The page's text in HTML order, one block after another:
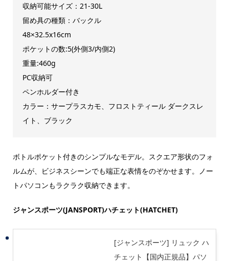
収納可能サイズ：21-30L
留め具の種類：バックル
48×32.5x16cm
ポケットの数:5(外側3/内側2)
重量:460g
PC収納可
ペンホルダー付き
カラー：サープラスカモ、フロストティール ダークスレ
イト、ブラック
ボトルポケット付きのシンプルなモデル。スクエア形状のフォ
ルムが、ビジネスシーンでも端正な表情をのぞかせます。ノー
トパソコンもラクラク収納できます。
ジャンスポーツ(JANSPORT)ハチェット(HATCHET)
[ジャンスポーツ] リュック ハ
チェット【国内正規品】パソ